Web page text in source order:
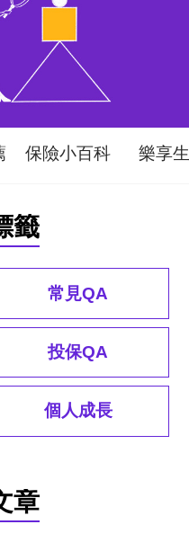
保險小百科 樂享
籤
常見QA
投保QA
個人成長
章